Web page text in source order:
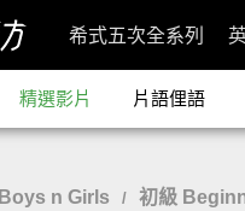
希式五次全系列
精選影片 片語俚語
n Girls / 初級